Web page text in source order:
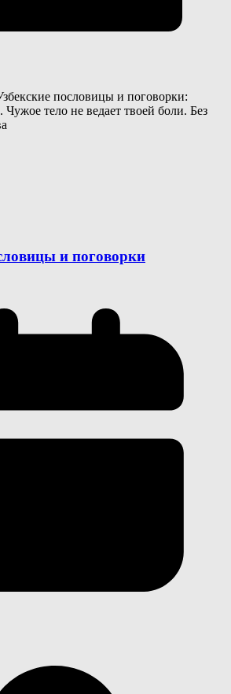
пословицы и поговорки:
тело не ведает твоей боли. Без
и поговорки